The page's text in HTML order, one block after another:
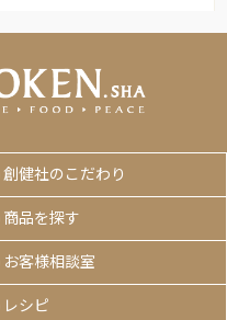
創健社のこだわり
商品を探す
お客様相談室
レシピ